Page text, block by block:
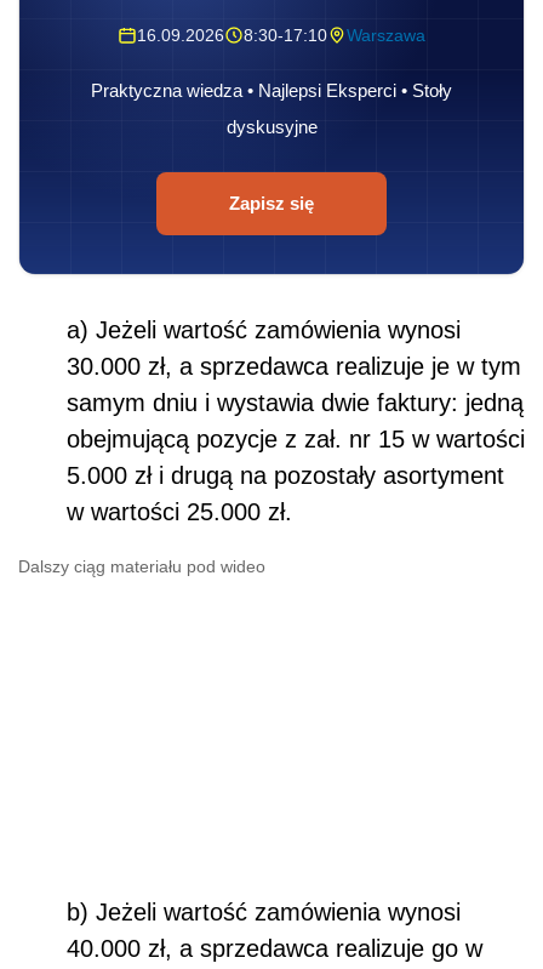
16.09.2026 8:30-17:10 Warszawa
Praktyczna wiedza • Najlepsi Eksperci • Stoły
dyskusyjne
Zapisz się
a) Jeżeli wartość zamówienia wynosi
30.000 zł, a sprzedawca realizuje je w tym
samym dniu i wystawia dwie faktury: jedną
obejmującą pozycje z zał. nr 15 w wartości
5.000 zł i drugą na pozostały asortyment
w wartości 25.000 zł.
Dalszy ciąg materiału pod wideo
b) Jeżeli wartość zamówienia wynosi
40.000 zł, a sprzedawca realizuje go w